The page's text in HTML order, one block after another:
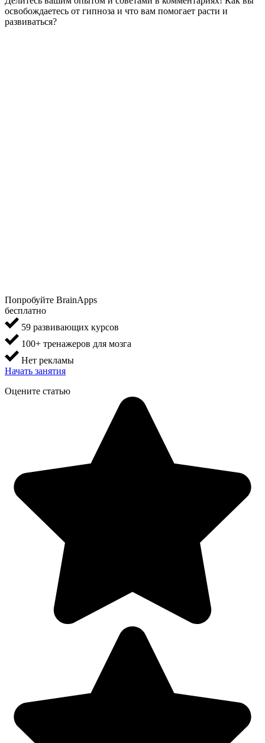
освобождаетесь от гипноза и что вам помогает расти и
развиваться?
Попробуйте BrainApps
бесплатно
59 развивающих курсов
100+ тренажеров для мозга
Нет рекламы
Начать занятия
Оцените статью